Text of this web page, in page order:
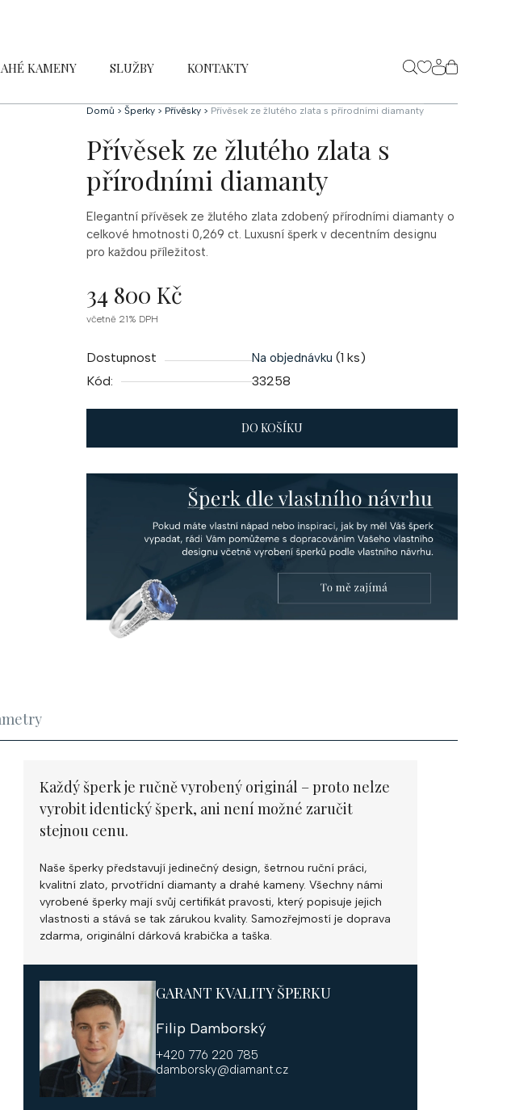
KAMENY SLUŽBY KONTAKTY
NÁKUPNÍ
KOŠÍK
Domů > Šperky > Přívěsky > Přívěsek ze žlutého zlata s přírodními diamanty
Přívěsek ze žlutého zlata s
přírodními diamanty
Elegantní přívěsek ze žlutého zlata zdobený přírodními diamanty o
celkové hmotnosti 0,269 ct. Luxusní šperk v decentním designu
pro každou příležitost.
34 800 Kč
Měrná
včetně 21% DPH
Dostupnost Na objednávku (1 ks)
Kód:
33258
DO KOŠÍKU
Každý šperk je ručně vyrobený originál – proto nelze
vyrobit identický šperk, ani není možné zaručit
stejnou cenu.
Naše šperky představují jedinečný design, šetrnou ruční práci,
kvalitní zlato, prvotřídní diamanty a drahé kameny. Všechny námi
vyrobené šperky mají svůj certifikát pravosti, který popisuje jejich
vlastnosti a stává se tak zárukou kvality. Samozřejmostí je doprava
zdarma, originální dárková krabička a taška.
GARANT KVALITY ŠPERKU
Filip Damborský
+420 776 220 785
damborsky@diamant.cz